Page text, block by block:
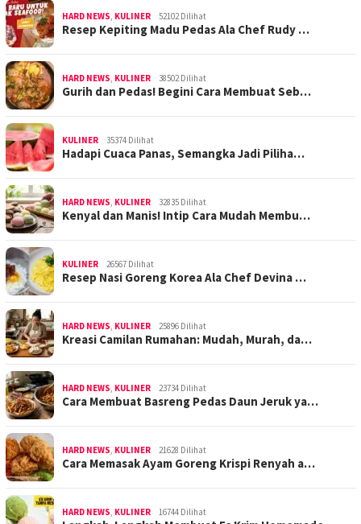
HARD NEWS, KULINER 52102 Dilihat
Resep Kepiting Madu Pedas Ala Chef Rudy …
HARD NEWS, KULINER 38502 Dilihat
Gurih dan Pedas! Begini Cara Membuat Seb…
KULINER 35374 Dilihat
Hadapi Cuaca Panas, Semangka Jadi Piliha…
HARD NEWS, KULINER 32835 Dilihat
Kenyal dan Manis! Intip Cara Mudah Membu…
KULINER 26567 Dilihat
Resep Nasi Goreng Korea Ala Chef Devina …
HARD NEWS, KULINER 25896 Dilihat
Kreasi Camilan Rumahan: Mudah, Murah, da…
HARD NEWS, KULINER 23734 Dilihat
Cara Membuat Basreng Pedas Daun Jeruk ya…
HARD NEWS, KULINER 21628 Dilihat
Cara Memasak Ayam Goreng Krispi Renyah a…
HARD NEWS, KULINER 16744 Dilihat